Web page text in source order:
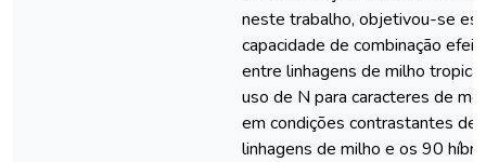
neste trabalho, objetivou-se
capacidade de combinação
entre linhagens de milho
uso de N para caracteres de
em condições contrastantes de
linhagens de milho e os 90